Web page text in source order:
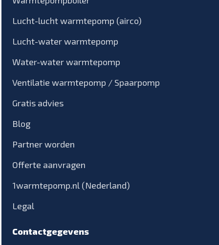
Lucht-lucht warmtepomp (airco)
Lucht-water warmtepomp
Water-water warmtepomp
Ventilatie warmtepomp / Spaarpomp
Gratis advies
Blog
Partner worden
Offerte aanvragen
1warmtepomp.nl (Nederland)
Legal
Contactgegevens